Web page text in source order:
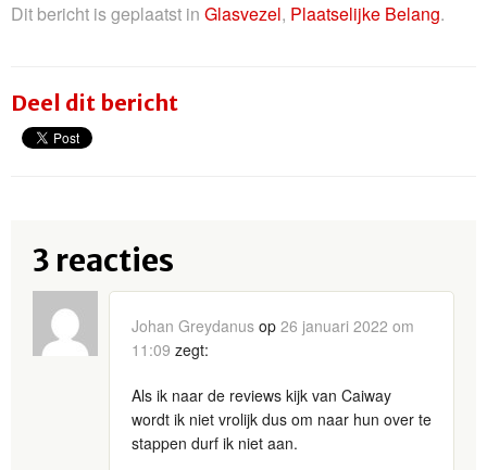
Dit bericht is geplaatst in Glasvezel, Plaatselijke Belang.
Deel dit bericht
3 reacties
Johan Greydanus op 26 januari 2022 om
11:09 zegt:
Als ik naar de reviews kijk van Caiway
wordt ik niet vrolijk dus om naar hun over te
stappen durf ik niet aan.